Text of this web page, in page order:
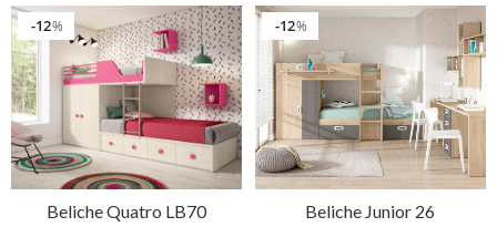
%
12
Beliche Quatro LB70
%
12
Beliche Junior 26